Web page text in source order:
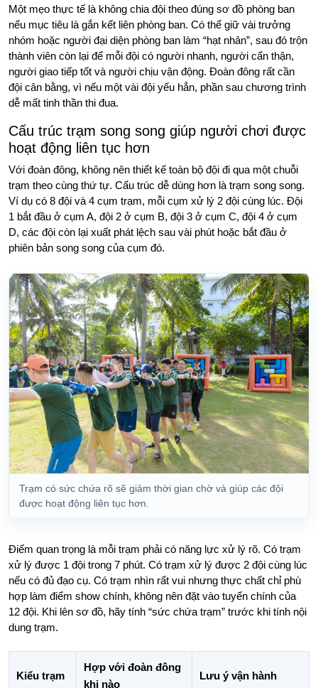
Một mẹo thực tế là không chia đội theo đúng sơ đồ phòng ban
nếu mục tiêu là gắn kết liên phòng ban. Có thể giữ vài trưởng
nhóm hoặc người đại diện phòng ban làm “hạt nhân”, sau đó trộn
thành viên còn lại để mỗi đội có người nhanh, người cẩn thận,
người giao tiếp tốt và người chịu vận động. Đoàn đông rất cần
đội cân bằng, vì nếu một vài đội yếu hẳn, phần sau chương trình
dễ mất tinh thần thi đua.
Cấu trúc trạm song song giúp người chơi được
hoạt động liên tục hơn
Với đoàn đông, không nên thiết kế toàn bộ đội đi qua một chuỗi
trạm theo cùng thứ tự. Cấu trúc dễ dùng hơn là trạm song song.
Ví dụ có 8 đội và 4 cụm trạm, mỗi cụm xử lý 2 đội cùng lúc. Đội
1 bắt đầu ở cụm A, đội 2 ở cụm B, đội 3 ở cụm C, đội 4 ở cụm
D, các đội còn lại xuất phát lệch sau vài phút hoặc bắt đầu ở
phiên bản song song của cụm đó.
Trạm có sức chứa rõ sẽ giảm thời gian chờ và giúp các đội
được hoạt động liên tục hơn.
Điểm quan trọng là mỗi trạm phải có năng lực xử lý rõ. Có trạm
xử lý được 1 đội trong 7 phút. Có trạm xử lý được 2 đội cùng lúc
nếu có đủ đạo cụ. Có trạm nhìn rất vui nhưng thực chất chỉ phù
hợp làm điểm show chính, không nên đặt vào tuyến chính của
12 đội. Khi lên sơ đồ, hãy tính “sức chứa trạm” trước khi tính nội
dung trạm.
Kiểu trạm
Hợp với đoàn đông
khi nào
Lưu ý vận hành